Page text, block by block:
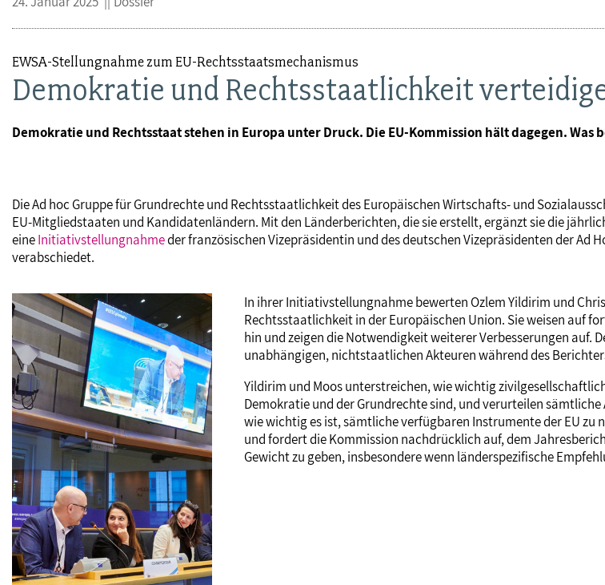
EWSA-Stellungnahme zum EU-Rechtsstaatsmechanismus
Demokratie und Rechtsstaatlichkeit
Demokratie und Rechtsstaat stehen in Europa unter Druck. Die EU-Kommission hält dagegen.
Die Ad hoc Gruppe für Grundrechte und Rechtsstaatlichkeit des Europäischen Wirtschafts- und
EU-Mitgliedstaaten und Kandidatenländern. Mit den Länderberichten, die sie erstellt, ergänzt sie die
eineInitiativstellungnahmeder französischen Vizepräsidentin und des deutschen Vizepräsidenten der Ad
verabschiedet.
In ihrer Initiativstellungnahme bewerten Ozlem Yildirim und
Rechtsstaatlichkeit in der Europäischen Union. Sie weisen auf
hin und zeigen die Notwendigkeit weiterer Verbesserungen auf.
unabhängigen, nichtstaatlichen Akteuren während des
Yildirim und Moos unterstreichen, wie wichtig
Demokratie und der Grundrechte sind, und verurteilen
wie wichtig es ist, sämtliche verfügbaren Instrumente der EU
und fordert die Kommission nachdrücklich auf, dem
Gewicht zu geben, insbesondere wenn länderspezifische